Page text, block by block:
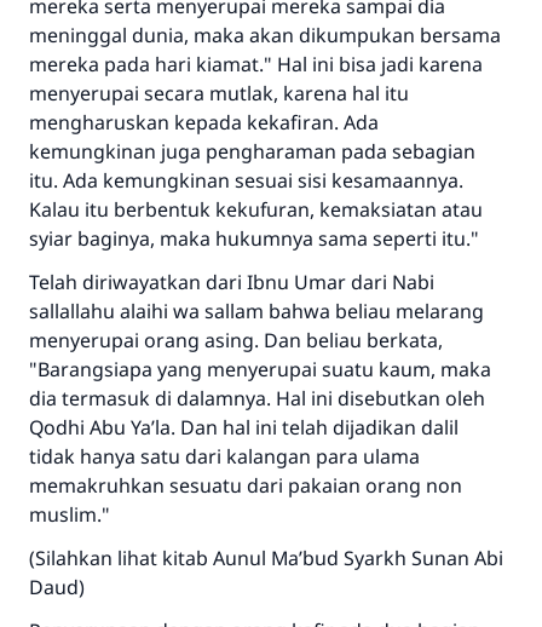
mereka serta menyerupai mereka sampai dia
meninggal dunia, maka akan dikumpukan bersama
mereka pada hari kiamat." Hal ini bisa jadi karena
menyerupai secara mutlak, karena hal itu
mengharuskan kepada kekafiran. Ada
kemungkinan juga pengharaman pada sebagian
itu. Ada kemungkinan sesuai sisi kesamaannya.
Kalau itu berbentuk kekufuran, kemaksiatan atau
syiar baginya, maka hukumnya sama seperti itu."
Telah diriwayatkan dari Ibnu Umar dari Nabi
sallallahu alaihi wa sallam bahwa beliau melarang
menyerupai orang asing. Dan beliau berkata,
"Barangsiapa yang menyerupai suatu kaum, maka
dia termasuk di dalamnya. Hal ini disebutkan oleh
Qodhi Abu Ya’la. Dan hal ini telah dijadikan dalil
tidak hanya satu dari kalangan para ulama
memakruhkan sesuatu dari pakaian orang non
muslim."
(Silahkan lihat kitab Aunul Ma’bud Syarkh Sunan Abi
Daud)